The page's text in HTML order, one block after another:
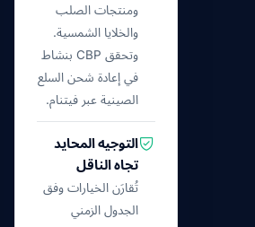
ومنتجات الصلب
والخلايا الشمسية.
وتحقق CBP بنشاط
في إعادة شحن السلع
الصينية عبر فيتنام.
التوجيه المحايد
تجاه الناقل
تُقارَن الخيارات وفق
الجدول الزمني